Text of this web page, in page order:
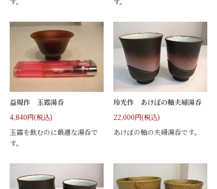
益規作 玉露湯呑
4,840円(税込)
玉露を飲むのに最適な湯呑で
す。
玲光作 あけぼの釉夫婦湯呑
22,000円(税込)
あけぼの釉の夫婦湯呑です。